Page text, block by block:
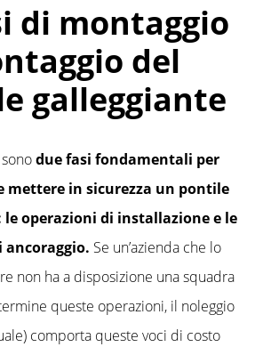
di montaggio
del
galleggiante
due fasi fondamentali per
mettere in sicurezza un pontile
le operazioni di installazione e le
ancoraggio. Se un’azienda che lo
non ha a disposizione una squadra
queste operazioni, il noleggio
comporta queste voci di costo